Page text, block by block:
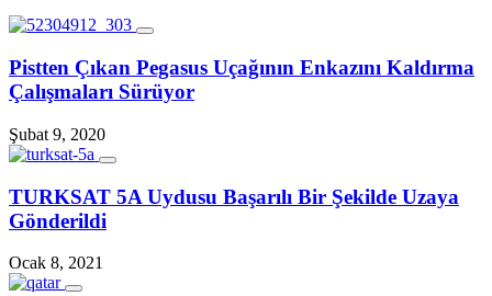
Pistten Çıkan Pegasus Uçağının Enkazını Kaldırma
Çalışmaları Sürüyor
Şubat 9, 2020
TURKSAT 5A Uydusu Başarılı Bir Şekilde Uzaya
Gönderildi
Ocak 8, 2021